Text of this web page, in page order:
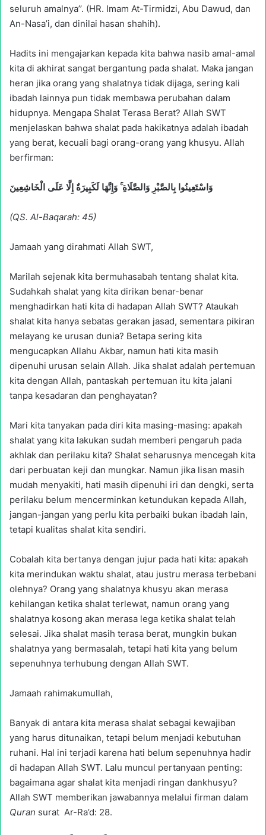
seluruh amalnya’’. (HR. Imam At-Tirmidzi, Abu Dawud, dan
An-Nasa’i, dan dinilai hasan shahih).
Hadits ini mengajarkan kepada kita bahwa nasib amal-amal
kita di akhirat sangat bergantung pada shalat. Maka jangan
heran jika orang yang shalatnya tidak dijaga, sering kali
ibadah lainnya pun tidak membawa perubahan dalam
hidupnya. Mengapa Shalat Terasa Berat? Allah SWT
menjelaskan bahwa shalat pada hakikatnya adalah ibadah
yang berat, kecuali bagi orang-orang yang khusyu. Allah
berfirman:
وَاسْتَعِينُوا بِالصَّبْرِ وَالصَّلَاةِ ۚ وَإِنَّهَا لَكَبِيرَةٌ إِلَّا عَلَى الْخَاشِعِينَ
(QS. Al-Baqarah: 45)
Jamaah yang dirahmati Allah SWT,
Marilah sejenak kita bermuhasabah tentang shalat kita.
Sudahkah shalat yang kita dirikan benar-benar
menghadirkan hati kita di hadapan Allah SWT? Ataukah
shalat kita hanya sebatas gerakan jasad, sementara pikiran
melayang ke urusan dunia? Betapa sering kita
mengucapkan Allahu Akbar, namun hati kita masih
dipenuhi urusan selain Allah. Jika shalat adalah pertemuan
kita dengan Allah, pantaskah pertemuan itu kita jalani
tanpa kesadaran dan penghayatan?
Mari kita tanyakan pada diri kita masing-masing: apakah
shalat yang kita lakukan sudah memberi pengaruh pada
akhlak dan perilaku kita? Shalat seharusnya mencegah kita
dari perbuatan keji dan mungkar. Namun jika lisan masih
mudah menyakiti, hati masih dipenuhi iri dan dengki, serta
perilaku belum mencerminkan ketundukan kepada Allah,
jangan-jangan yang perlu kita perbaiki bukan ibadah lain,
tetapi kualitas shalat kita sendiri.
Cobalah kita bertanya dengan jujur pada hati kita: apakah
kita merindukan waktu shalat, atau justru merasa terbebani
olehnya? Orang yang shalatnya khusyu akan merasa
kehilangan ketika shalat terlewat, namun orang yang
shalatnya kosong akan merasa lega ketika shalat telah
selesai. Jika shalat masih terasa berat, mungkin bukan
shalatnya yang bermasalah, tetapi hati kita yang belum
sepenuhnya terhubung dengan Allah SWT.
Jamaah rahimakumullah,
Banyak di antara kita merasa shalat sebagai kewajiban
yang harus ditunaikan, tetapi belum menjadi kebutuhan
ruhani. Hal ini terjadi karena hati belum sepenuhnya hadir
di hadapan Allah SWT. Lalu muncul pertanyaan penting:
bagaimana agar shalat kita menjadi ringan dankhusyu?
Allah SWT memberikan jawabannya melalui firman dalam
Quran surat Ar-Ra’d: 28.